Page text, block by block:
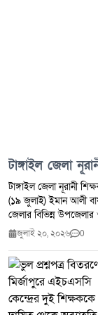
টাঙ্গাইল জেলা
টাঙ্গাইল জেলা নূরানী
(১৯ জুলাই) ইমান আলী
জেলার বিভিন্ন উপজেলার
ভোটের মাধ্যমে এ কমিটি
করা হয়। এতে সভাপতি
সিনিয়র সভাপতি
সভাপতি হিসেবে
ইসলাম (সিরাজগঞ্জ)।
সাধারণ সম্পাদক হিসেবে
জুলাই ২০, ২০২৬ 0